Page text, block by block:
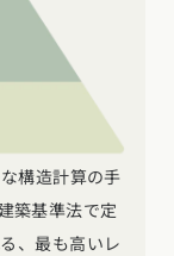
構造計算の手
築基準法で定
、最も高いレ